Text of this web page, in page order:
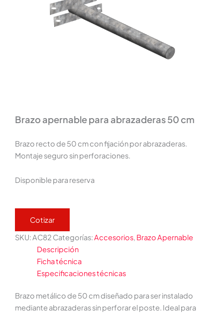
Brazo apernable para abrazaderas 50 cm
Brazo recto de 50 cm con fijación por abrazaderas.
Montaje seguro sin perforaciones.
Disponible para reserva
Cotizar
SKU: AC82 Categorías: Accesorios Brazo Apernable
Descripción
Ficha técnica
Especificaciones técnicas
Brazo metálico de 50 cm diseñado para ser instalado
mediante abrazaderas sin perforar el poste. Ideal para